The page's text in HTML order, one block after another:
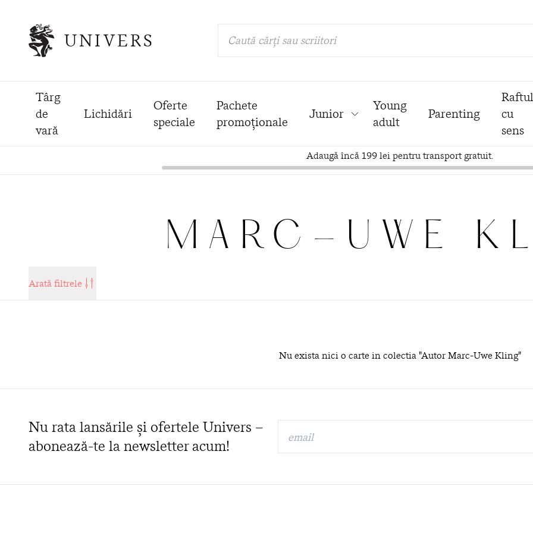
UNIVERS Caută cărți sau scriitori
Târg
de
vară
Lichidări
Oferte
speciale
Pachete
promoționale
Junior
Young
adult
Parenting
Raftul
cu
sens
Adaugă încă 199 lei pentru transport gratuit.
MARC-UWE
Arată filtrele
Nu exista nici o carte in colectia "Autor Marc-Uwe Kling"
Nu rata lansările și ofertele Univers –
abonează-te la newsletter acum!